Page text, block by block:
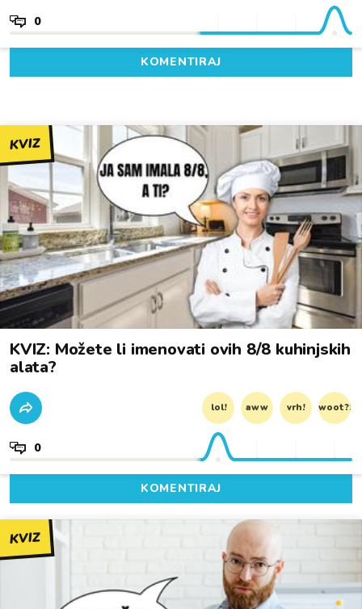
0
KOMENTIRAJ
KVIZ
KVIZ: Možete li imenovati ovih 8/8 kuhinjskih
alata?
lol! aww vrh! woot?!
0
KOMENTIRAJ
KVIZ